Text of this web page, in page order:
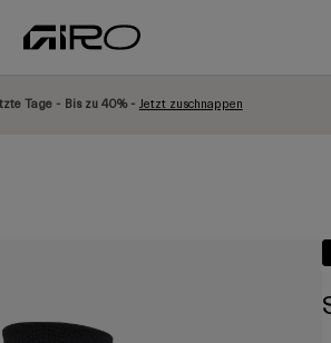
Tage - Bis zu 40% - Jetzt zuschnappen